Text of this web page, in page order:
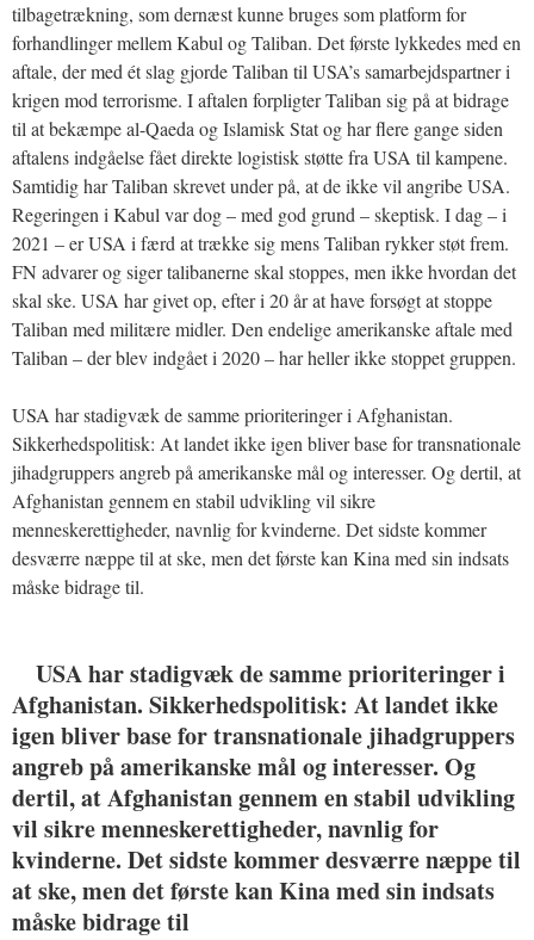
tilbagetrækning, som dernæst kunne bruges som platform for
forhandlinger mellem Kabul og Taliban. Det første lykkedes med en
aftale, der med ét slag gjorde Taliban til USA’s samarbejdspartner i
krigen mod terrorisme. I aftalen forpligter Taliban sig på at bidrage
til at bekæmpe al-Qaeda og Islamisk Stat og har flere gange siden
aftalens indgåelse fået direkte logistisk støtte fra USA til kampene.
Samtidig har Taliban skrevet under på, at de ikke vil angribe USA.
Regeringen i Kabul var dog – med god grund – skeptisk. I dag – i
2021 – er USA i færd at trække sig mens Taliban rykker støt frem.
FN advarer og siger talibanerne skal stoppes, men ikke hvordan det
skal ske. USA har givet op, efter i 20 år at have forsøgt at stoppe
Taliban med militære midler. Den endelige amerikanske aftale med
Taliban – der blev indgået i 2020 – har heller ikke stoppet gruppen.
USA har stadigvæk de samme prioriteringer i Afghanistan.
Sikkerhedspolitisk: At landet ikke igen bliver base for transnationale
jihadgruppers angreb på amerikanske mål og interesser. Og dertil, at
Afghanistan gennem en stabil udvikling vil sikre
menneskerettigheder, navnlig for kvinderne. Det sidste kommer
desværre næppe til at ske, men det første kan Kina med sin indsats
måske bidrage til.
USA har stadigvæk de samme prioriteringer i
Afghanistan. Sikkerhedspolitisk: At landet ikke
igen bliver base for transnationale jihadgruppers
angreb på amerikanske mål og interesser. Og
dertil, at Afghanistan gennem en stabil udvikling
vil sikre menneskerettigheder, navnlig for
kvinderne. Det sidste kommer desværre næppe til
at ske, men det første kan Kina med sin indsats
måske bidrage til